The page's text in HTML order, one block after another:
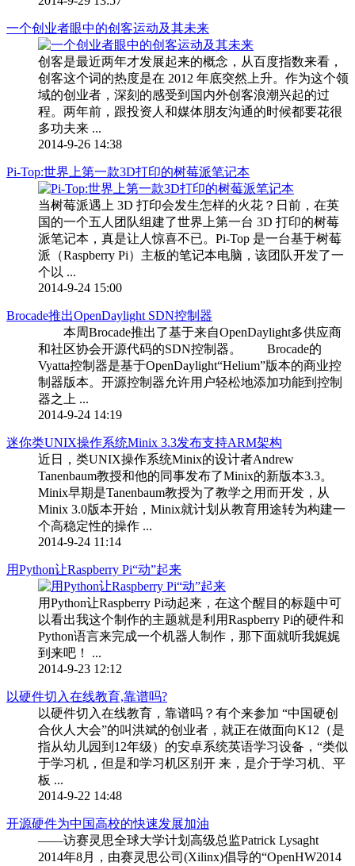
一个创业者眼中的创客运动及其未来
创客是最近两年才发展起来的概念，从百度指数来看，
创客这个词的热度是在 2012 年底突然上升。作为这个领
域的创业者，深刻的感受到国内外创客浪潮兴起的过
程。两年前，跟投资人和媒体朋友沟通的时候都要花很
多功夫来 ...
2014-9-26 14:38
Pi-Top:世界上第一款3D打印的树莓派笔记本
当树莓派遇上 3D 打印会发生怎样的火花？日前，在英
国的一个五人团队组建了世界上第一台 3D 打印的树莓
派笔记本，真是让人惊喜不已。Pi-Top 是一台基于树莓
派（Raspberry Pi）主板的笔记本电脑，该团队开发了一
个以 ...
2014-9-24 15:00
Brocade推出OpenDaylight SDN控制器
本周Brocade推出了基于来自OpenDaylight多供应商
和社区协会开源代码的SDN控制器。 Brocade的
Vyatta控制器是基于OpenDaylight“Helium”版本的商业控
制器版本。开源控制器允许用户轻松地添加功能到控制
器之上 ...
2014-9-24 14:19
迷你类UNIX操作系统Minix 3.3发布支持ARM架构
近日，类UNIX操作系统Minix的设计者Andrew
Tanenbaum教授和他的同事发布了Minix的新版本3.3。
Minix早期是Tanenbaum教授为了教学之用而开发，从
Minix 3.0版本开始，Minix就计划从教育用途转为构建一
个高稳定性的操作 ...
2014-9-24 11:14
用Python让Raspberry Pi“动”起来
用Python让Raspberry Pi动起来，在这个醒目的标题中可
以看出我这个制作的主题就是利用Raspberry Pi的硬件和
Python语言来完成一个机器人制作，那下面就听我娓娓
到来吧！ ...
2014-9-23 12:12
以硬件切入在线教育,靠谱吗?
以硬件切入在线教育，靠谱吗？有个来参加 “中国硬创
合伙人大会”的叫洪斌的创业者，就正在做面向K12（是
指从幼儿园到12年级）的安卓系统英语学习设备，“类似
于学习机，但是和学习机区别开 来，是介于学习机、平
板 ...
2014-9-22 14:48
开源硬件为中国高校的快速发展加油
——访赛灵思全球大学计划高级总监Patrick Lysaght
2014年8月，由赛灵思公司(Xilinx)倡导的“OpenHW2014